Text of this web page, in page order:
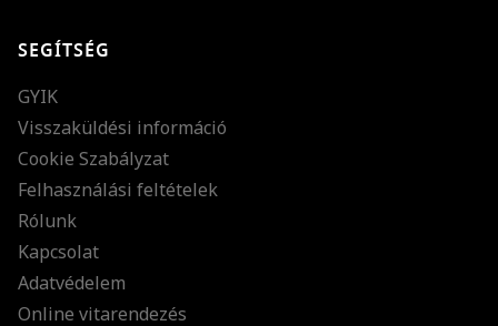
SEGÍTSÉG
GYIK
Visszaküldési információ
Cookie Szabályzat
Felhasználási feltételek
Rólunk
Kapcsolat
Adatvédelem
Online vitarendezés